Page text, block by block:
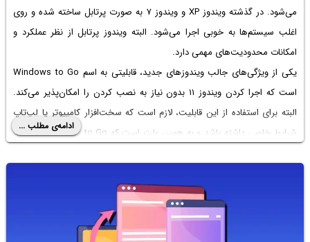
می‌شود. در گذشته ویندوز XP‌ و ویندوز ۷ به صورت پرتابل ساخته شده و روی
اغلب سیستم‌ها به خوبی اجرا می‌شود. البته ویندوز پرتابل از نظر عملکرد و
امکانات محدودیت‌های مهمی دارد.
یکی از ویژگی‌های جالب ویندوزهای جدید، قابلیتی به اسم Windows to Go
است که اجرا کردن ویندوز ۱۱ بدون نیاز به نصب کردن را امکان‌پذیر می‌کند.
البته برای استفاده از این قابلیت، لازم است که سخت‌افزار کامپیوتر یا لپ‌تاپ
شرایط خاصی داشته باشد و به همین علت است که Windows to Go محبوب
ادامه‌ی مطلب ...